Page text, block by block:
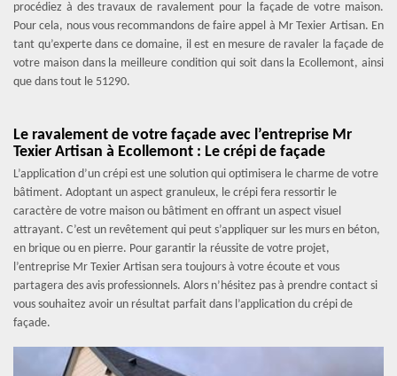
procédiez à des travaux de ravalement pour la façade de votre maison.
Pour cela, nous vous recommandons de faire appel à Mr Texier Artisan. En
tant qu’experte dans ce domaine, il est en mesure de ravaler la façade de
votre maison dans la meilleure condition qui soit dans la Ecollemont, ainsi
que dans tout le 51290.
Le ravalement de votre façade avec l’entreprise Mr
Texier Artisan à Ecollemont : Le crépi de façade
L’application d’un crépi est une solution qui optimisera le charme de votre
bâtiment. Adoptant un aspect granuleux, le crépi fera ressortir le
caractère de votre maison ou bâtiment en offrant un aspect visuel
attrayant. C’est un revêtement qui peut s’appliquer sur les murs en béton,
en brique ou en pierre. Pour garantir la réussite de votre projet,
l’entreprise Mr Texier Artisan sera toujours à votre écoute et vous
partagera des avis professionnels. Alors n’hésitez pas à prendre contact si
vous souhaitez avoir un résultat parfait dans l’application du crépi de
façade.